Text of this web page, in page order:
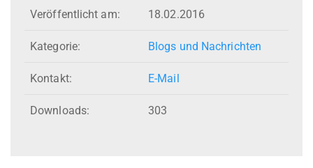
Veröffentlicht am: 18.02.2016
Kategorie: Blogs und Nachrichten
Kontakt: E-Mail
Downloads: 303